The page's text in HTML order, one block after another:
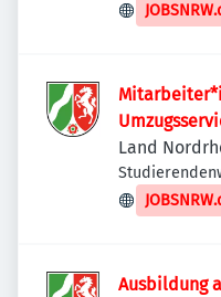
Land
1,
Düsseldorf,
Ausbildung